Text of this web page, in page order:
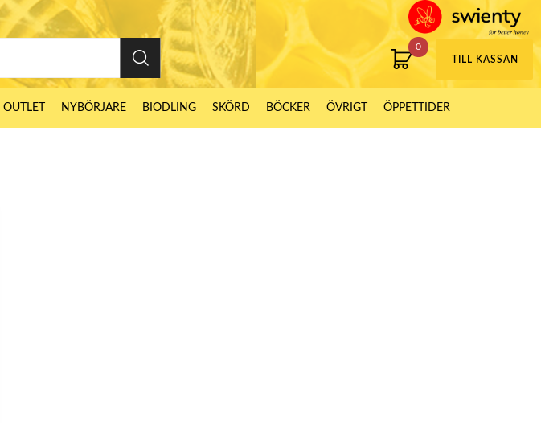
0
TILL KASSAN
OUTLET NYBÖRJARE BIODLING SKÖRD BÖCKER ÖVRIGT ÖPPETTIDER